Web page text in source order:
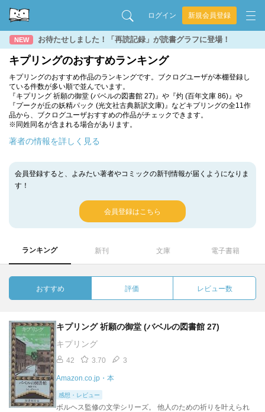
ログイン 新規会員登録
NEW お待たせしました！「再読記録」が読書グラフに登場！
キプリングのおすすめランキング
キプリングのおすすめ作品のランキングです。ブクログユーザが本棚登録し
ている件数が多い順で並んでいます。
『キプリング 祈願の御堂 (バベルの図書館 27)』や『灼 (百年文庫 86)』や
『プークが丘の妖精パック (光文社古典新訳文庫)』などキプリングの全11作
品から、ブクログユーザおすすめの作品がチェックできます。
※同姓同名が含まれる場合があります。
著者の情報を詳しく見る
会員登録すると、よみたい著者やコミックの新刊情報が届くようになりま
す！
会員登録はこちら
ランキング 新刊 文庫 電子書籍
おすすめ 評価 レビュー数
キプリング 祈願の御堂 (バベルの図書館 27)
キプリング
42 3.70 3
Amazon.co.jp・本
感想・レビュー
ボルヘス監修の文学シリーズ。 他人のための祈りを叶えられ